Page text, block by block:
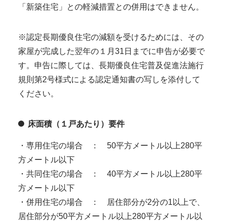
「新築住宅」との軽減措置との併用はできません。
※認定長期優良住宅の減額を受けるためには、その
家屋が完成した翌年の１月31日までに申告が必要で
す。申告に際しては、長期優良住宅普及促進法施行
規則第2号様式による認定通知書の写しを添付して
ください。
床面積（１戸あたり）要件
・専用住宅の場合 ： 50平方メートル以上280平
方メートル以下
・共同住宅の場合 ： 40平方メートル以上280平
方メートル以下
・併用住宅の場合 ： 居住部分が2分の1以上で、
居住部分が50平方メートル以上280平方メートル以